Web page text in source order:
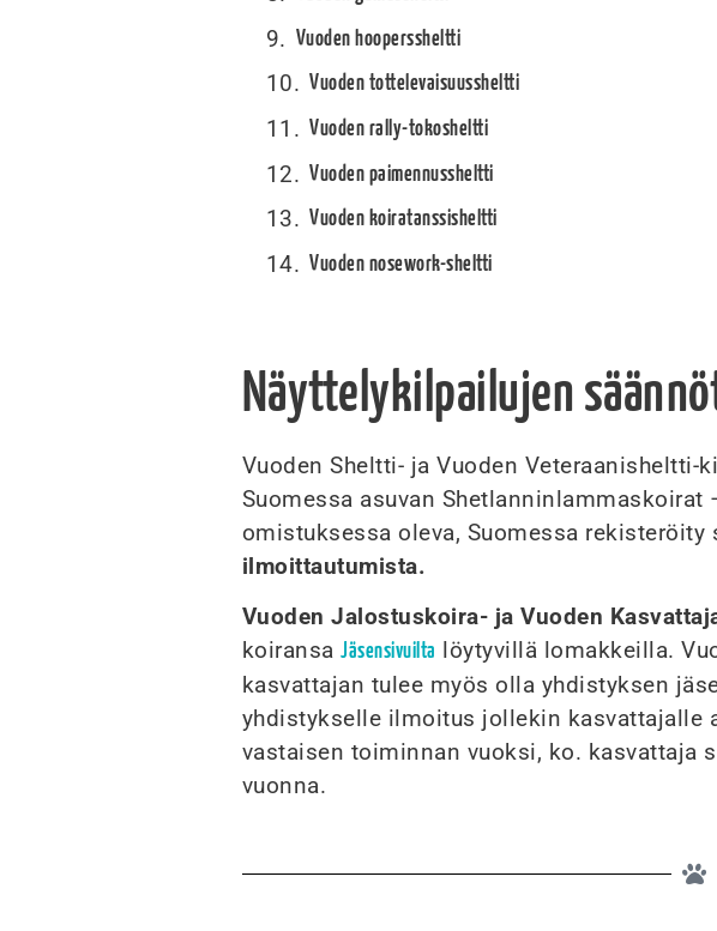
Vuoden hooperssheltti
Vuoden tottelevaisuussheltti
Vuoden rally-tokosheltti
Vuoden paimennussheltti
Vuoden koiratanssisheltti
Vuoden nosework-sheltti
Näyttelykilpailujen
Vuoden Sheltti- ja Vuoden
Suomessa asuvan Shetlanninlammaskoirat
omistuksessa oleva, Suomessa
ilmoittautumista.
Vuoden Jalostuskoira- ja Vuoden
koiransaJäsensivuilta löytyvillä lomakkeilla.
kasvattajan tulee myös olla yhdistyksen
yhdistykselle ilmoitus jollekin kasvattajalle
vastaisen toiminnan vuoksi, ko. kasvattaja
vuonna.